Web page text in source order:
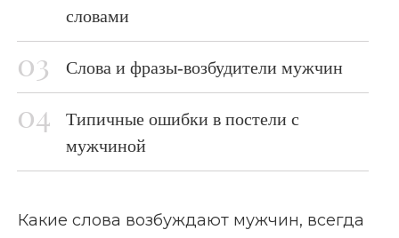
словами
Слова и фразы-возбудители мужчин
Типичные ошибки в постели с
мужчиной
Какие слова возбуждают мужчин, всегда